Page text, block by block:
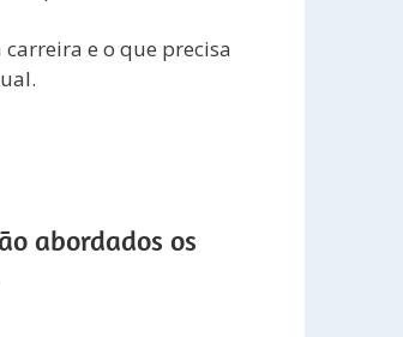
e o que precisa
abordados os